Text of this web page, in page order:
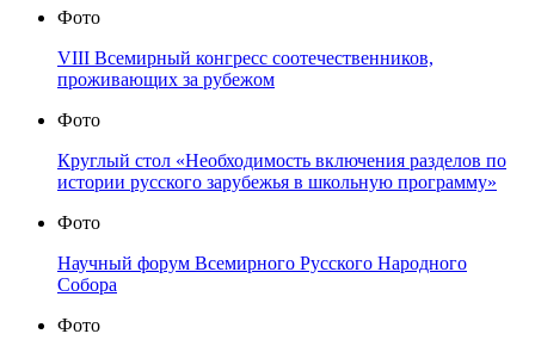
Фото
VIII Всемирный конгресс соотечественников,
проживающих за рубежом
Фото
Круглый стол «Необходимость включения разделов по
истории русского зарубежья в школьную программу»
Фото
Научный форум Всемирного Русского Народного
Собора
Фото